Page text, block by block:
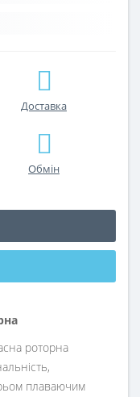
Доставка
Обмін
роторна
плаваючим